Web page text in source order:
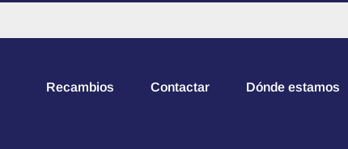
Recambios Contactar Dónde estamos